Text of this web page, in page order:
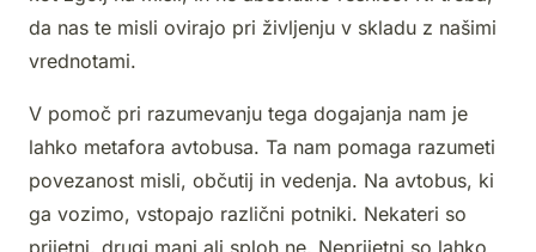
da nas te misli ovirajo pri življenju v skladu z našimi
vrednotami.
V pomoč pri razumevanju tega dogajanja nam je
lahko metafora avtobusa. Ta nam pomaga razumeti
povezanost misli, občutij in vedenja. Na avtobus, ki
ga vozimo, vstopajo različni potniki. Nekateri so